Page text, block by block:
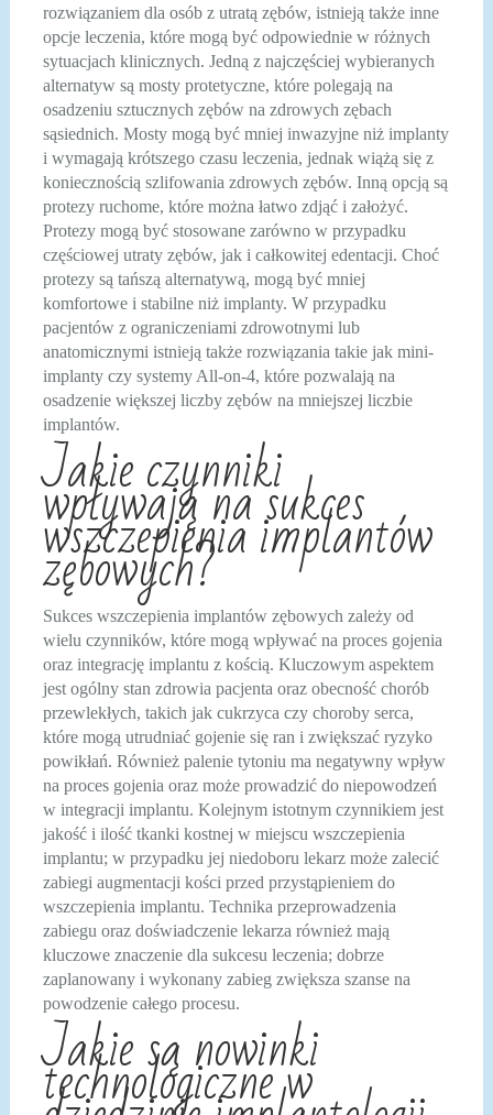
rozwiązaniem dla osób z utratą zębów, istnieją także inne
opcje leczenia, które mogą być odpowiednie w różnych
sytuacjach klinicznych. Jedną z najczęściej wybieranych
alternatyw są mosty protetyczne, które polegają na
osadzeniu sztucznych zębów na zdrowych zębach
sąsiednich. Mosty mogą być mniej inwazyjne niż implanty
i wymagają krótszego czasu leczenia, jednak wiążą się z
koniecznością szlifowania zdrowych zębów. Inną opcją są
protezy ruchome, które można łatwo zdjąć i założyć.
Protezy mogą być stosowane zarówno w przypadku
częściowej utraty zębów, jak i całkowitej edentacji. Choć
protezy są tańszą alternatywą, mogą być mniej
komfortowe i stabilne niż implanty. W przypadku
pacjentów z ograniczeniami zdrowotnymi lub
anatomicznymi istnieją także rozwiązania takie jak mini-
implanty czy systemy All-on-4, które pozwalają na
osadzenie większej liczby zębów na mniejszej liczbie
implantów.
Jakie czynniki
wpływają na sukces
wszczepienia implantów
zębowych?
Sukces wszczepienia implantów zębowych zależy od
wielu czynników, które mogą wpływać na proces gojenia
oraz integrację implantu z kością. Kluczowym aspektem
jest ogólny stan zdrowia pacjenta oraz obecność chorób
przewlekłych, takich jak cukrzyca czy choroby serca,
które mogą utrudniać gojenie się ran i zwiększać ryzyko
powikłań. Również palenie tytoniu ma negatywny wpływ
na proces gojenia oraz może prowadzić do niepowodzeń
w integracji implantu. Kolejnym istotnym czynnikiem jest
jakość i ilość tkanki kostnej w miejscu wszczepienia
implantu; w przypadku jej niedoboru lekarz może zalecić
zabiegi augmentacji kości przed przystąpieniem do
wszczepienia implantu. Technika przeprowadzenia
zabiegu oraz doświadczenie lekarza również mają
kluczowe znaczenie dla sukcesu leczenia; dobrze
zaplanowany i wykonany zabieg zwiększa szanse na
powodzenie całego procesu.
Jakie są nowinki
technologiczne w